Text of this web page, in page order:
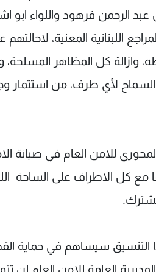
عبد الرحمن فرهود واللواء
اللبنانية المعنية،
وازالة كل المظاهر المسلحة،
لأي طرف، من استثمار
المحوري للامن العام في صيانة
مع كل الاطراف على الساحة
التنسيق سيساهم في حماية